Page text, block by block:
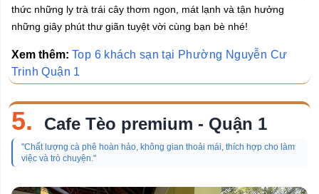
thức những ly trà trái cây thơm ngon, mát lạnh và tận hưởng
những giây phút thư giãn tuyệt vời cùng bạn bè nhé!
Xem thêm: Top 6 khách sạn tại Phường Nguyễn Cư
Trinh Quận 1
5. Cafe Tèo premium - Quận 1
"Chất lượng cà phê hoàn hảo, không gian thoải mái, thích hợp cho làm
việc và trò chuyện."